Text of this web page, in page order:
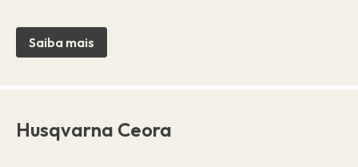
Saiba mais
Husqvarna Ceora